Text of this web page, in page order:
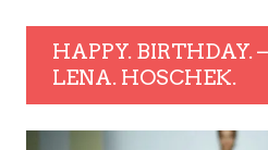
HAPPY. BIRTHDAY.
LENA. HOSCHEK.